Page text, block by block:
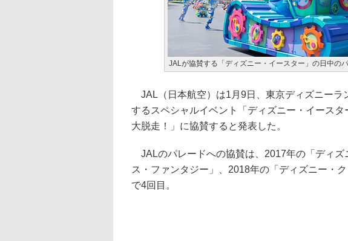
JALが協賛する「ディズニー・イースター」の日中の
JAL（日本航空）は1月9日、東京ディズニーラ
するスペシャルイベント「ディズニー・イースタ
大脱走！」に協賛すると発表した。
JALのパレードへの協賛は、2017年の「ディズ
ス・ファンタジー」、2018年の「ディズニー・
で4回目。